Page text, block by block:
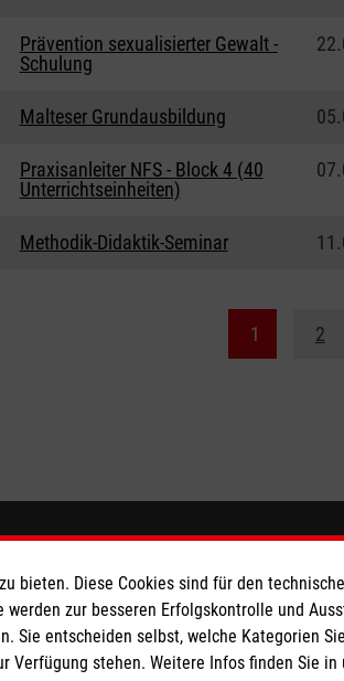
Prävention sexualisierter Gewalt -
Schulung
Malteser Grundausbildung
Praxisanleiter NFS - Block 4 (40
Unterrichtseinheiten)
Methodik-Didaktik-Seminar
1 2
Malteserorden
Malteser Jugend
bieten. Diese Cookies sind für den
zur besseren Erfolgskontrolle und
Sie entscheiden selbst, welche Kategorien
stehen. Weitere Infos finden Sie